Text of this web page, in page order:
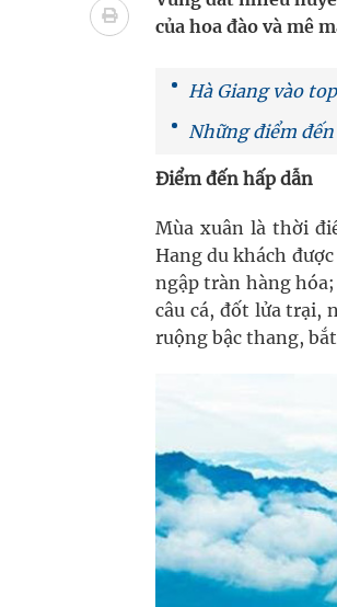
Tác Dụng Chống Kết Tập
của hoa đào và mê
Hà Giang vào
Những điểm
Điểm đến hấp dẫn
Mùa xuân là thời
Hang du khách
ngập tràn hàng
câu cá, đốt lửa trại,
ruộng bậc thang,